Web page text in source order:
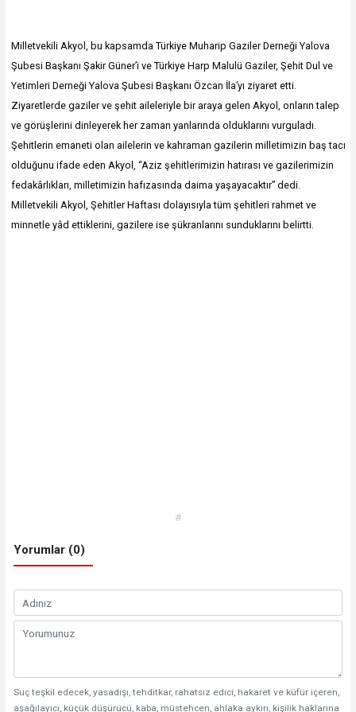
Milletvekili Akyol, bu kapsamda Türkiye Muharip Gaziler Derneği Yalova
Şubesi Başkanı Şakir Güner’i ve Türkiye Harp Malulü Gaziler, Şehit Dul ve
Yetimleri Derneği Yalova Şubesi Başkanı Özcan İla’yı ziyaret etti.
Ziyaretlerde gaziler ve şehit aileleriyle bir araya gelen Akyol, onların talep
ve görüşlerini dinleyerek her zaman yanlarında olduklarını vurguladı.
Şehitlerin emaneti olan ailelerin ve kahraman gazilerin milletimizin baş tacı
olduğunu ifade eden Akyol, “Aziz şehitlerimizin hatırası ve gazilerimizin
fedakârlıkları, milletimizin hafızasında daima yaşayacaktır” dedi.
Milletvekili Akyol, Şehitler Haftası dolayısıyla tüm şehitleri rahmet ve
minnetle yâd ettiklerini, gazilere ise şükranlarını sunduklarını belirtti.
#
Yorumlar (0)
Suç teşkil edecek, yasadışı, tehditkar, rahatsız edici, hakaret ve küfür içeren,
aşağılayıcı, küçük düşürücü, kaba, müstehcen, ahlaka aykırı, kişilik haklarına